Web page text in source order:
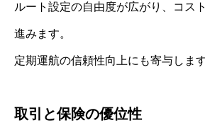
ルート設定の自由度が広がり、コス
進みます。
定期運航の信頼性向上にも寄与します
取引と保険の優位性